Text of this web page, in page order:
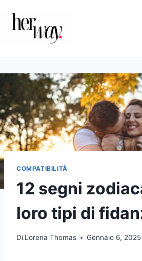
contenuto
COMPATIBILITÀ
12 segni
loro tipi di
Di Lorena Thomas Gennaio 6, 2025